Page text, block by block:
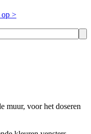
op >
muur, voor het doseren